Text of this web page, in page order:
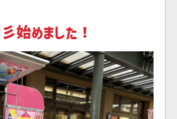
めました！